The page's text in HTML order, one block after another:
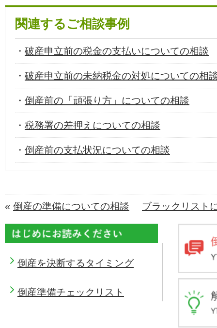
倒産を決断するタイミング
倒産準備チェックリスト
関連するご相談事例
・ 破産申立前の税金の支払いについての相談
・ 破産申立前の未納税金の対処についての相
・ 倒産前の「頑張り方」についての相談
・ 税務署の差押えについての相談
・ 倒産前の支払状況についての相談
« 倒産の準備についての相談 ブラックリスト